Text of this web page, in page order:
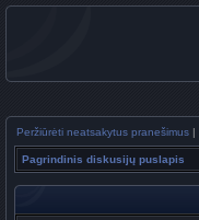
Peržiūrėti neatsakytus pranešimus |
Pagrindinis diskusijų puslapis